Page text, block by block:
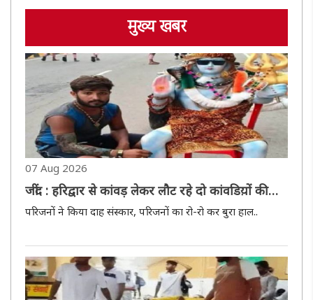
मुख्य खबर
07 Aug 2026
जींद : हरिद्वार से कांवड़ लेकर लौट रहे दो कांवडिय़ों की
मौत
परिजनों ने किया दाह संस्कार, परिजनों का रो-रो कर बुरा हाल..